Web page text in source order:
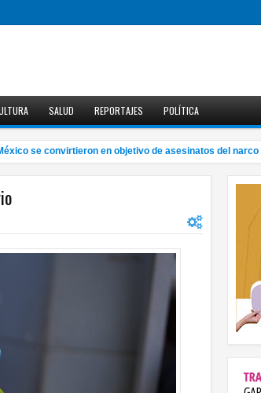
SALUD REPORTAJES POLÍTICA
se convirtieron en objetivo de asesinatos del narco